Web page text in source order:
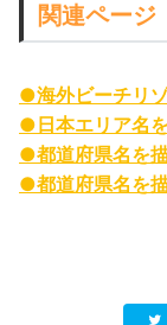
関連ページ
●海外ビーチリ
●日本エリア名
●都道府県名を
●都道府県名を